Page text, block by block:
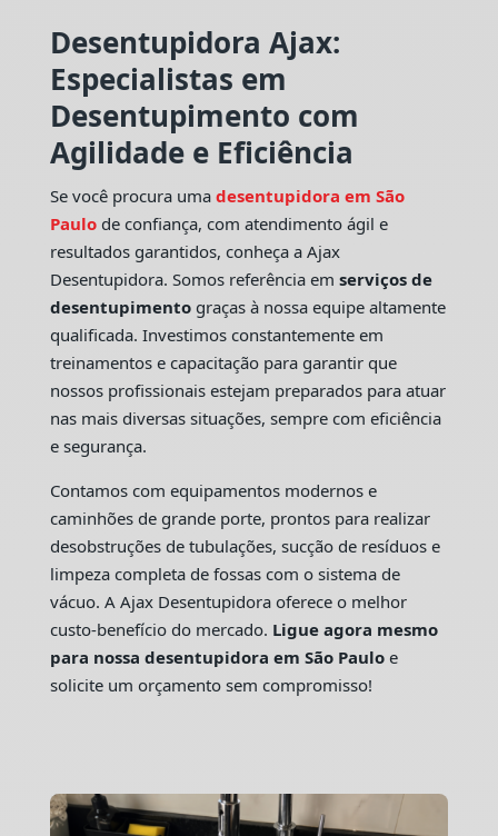
Desentupidora Ajax:
Especialistas em
Desentupimento com
Agilidade e Eficiência
Se você procura uma desentupidora em São
Paulo de confiança, com atendimento ágil e
resultados garantidos, conheça a Ajax
Desentupidora. Somos referência em serviços de
desentupimentograças à nossa equipe altamente
qualificada. Investimos constantemente em
treinamentos e capacitação para garantir que
nossos profissionais estejam preparados para atuar
nas mais diversas situações, sempre com eficiência
e segurança.
Contamos com equipamentos modernos e
caminhões de grande porte, prontos para realizar
desobstruções de tubulações, sucção de resíduos e
limpeza completa de fossas com o sistema de
vácuo. A Ajax Desentupidora oferece o melhor
custo-benefício do mercado. Ligue agora mesmo
para nossa desentupidora em São Pauloe
solicite um orçamento sem compromisso!